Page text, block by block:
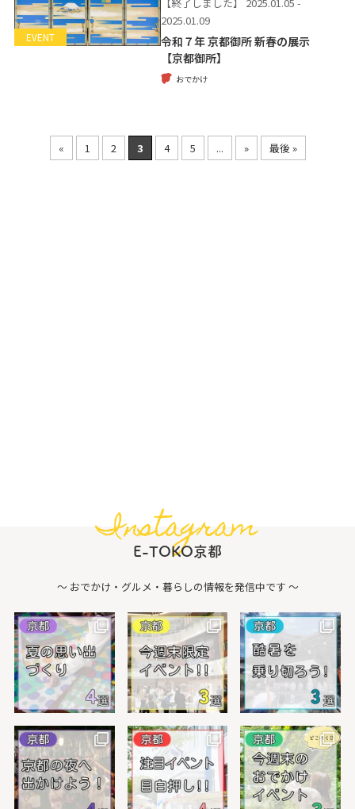
EVENT
2025.01.09
令和７年 京都御所 新春の展示
【京都御所】
おでかけ
« 1 2 3 4 5 ... » 最後 »
Instagram
E-TOKO京都
〜 おでかけ・グルメ・暮らしの情報を発信中です 〜